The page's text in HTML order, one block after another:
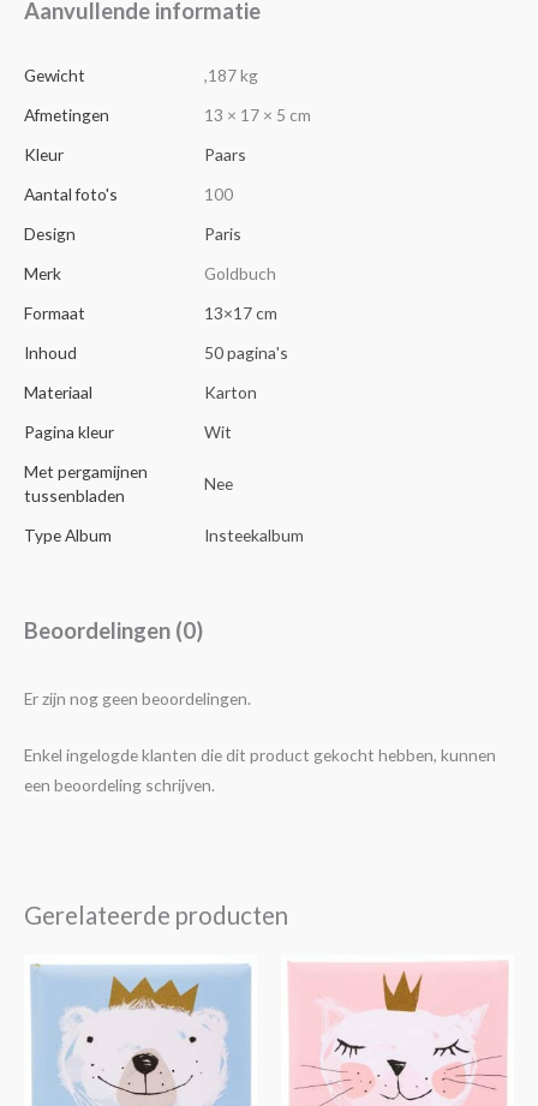
Aanvullende informatie
Gewicht
,187 kg
Afmetingen
13 × 17 × 5 cm
Kleur
Paars
Aantal foto's
100
Design
Paris
Merk
Goldbuch
Formaat
13×17 cm
Inhoud
50 pagina's
Materiaal
Karton
Pagina kleur
Wit
Met pergamijnen
tussenbladen
Nee
Type Album Insteekalbum
Beoordelingen (0)
Er zijn nog geen beoordelingen.
Enkel ingelogde klanten die dit product gekocht hebben, kunnen
een beoordeling schrijven.
Gerelateerde producten